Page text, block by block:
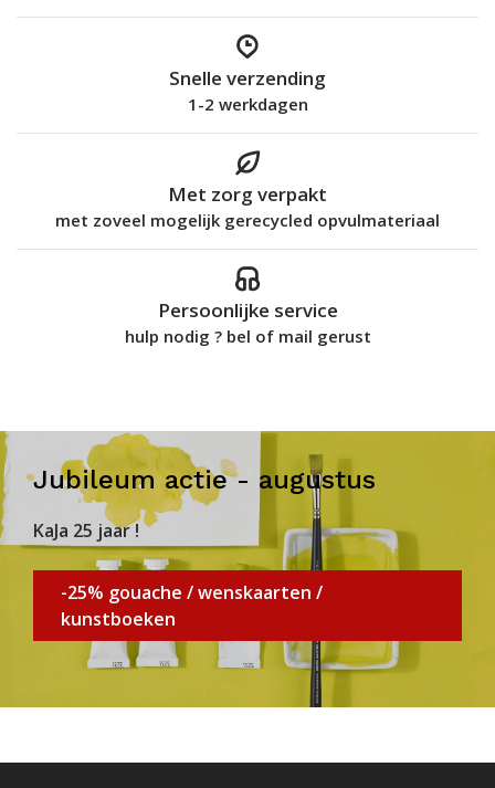
Snelle verzending
1-2 werkdagen
Met zorg verpakt
met zoveel mogelijk gerecycled opvulmateriaal
Persoonlijke service
hulp nodig ? bel of mail gerust
Jubileum actie - augustus
KaJa 25 jaar !
-25% gouache / wenskaarten /
kunstboeken